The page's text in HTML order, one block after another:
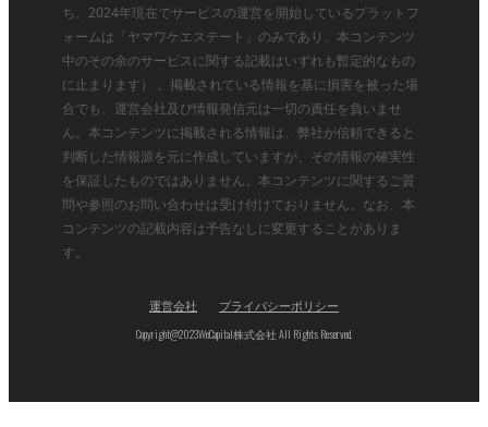
ち、2024年現在でサービスの運営を開始しているプラットフ
ォームは「ヤマワケエステート」のみであり、本コンテンツ
中のその余のサービスに関する記載はいずれも暫定的なもの
に止まります） 。掲載されている情報を基に損害を被った場
合でも、運営会社及び情報発信元は一切の責任を負いませ
ん。本コンテンツに掲載される情報は、弊社が信頼できると
判断した情報源を元に作成していますが、その情報の確実性
を保証したものではありません。本コンテンツに関するご質
問や参照のお問い合わせは受け付けておりません。なお、本
コンテンツの記載内容は予告なしに変更することがありま
す。
運営会社
プライバシーポリシー
Copyright@2023WeCapital株式会社 All Rights Reserved.